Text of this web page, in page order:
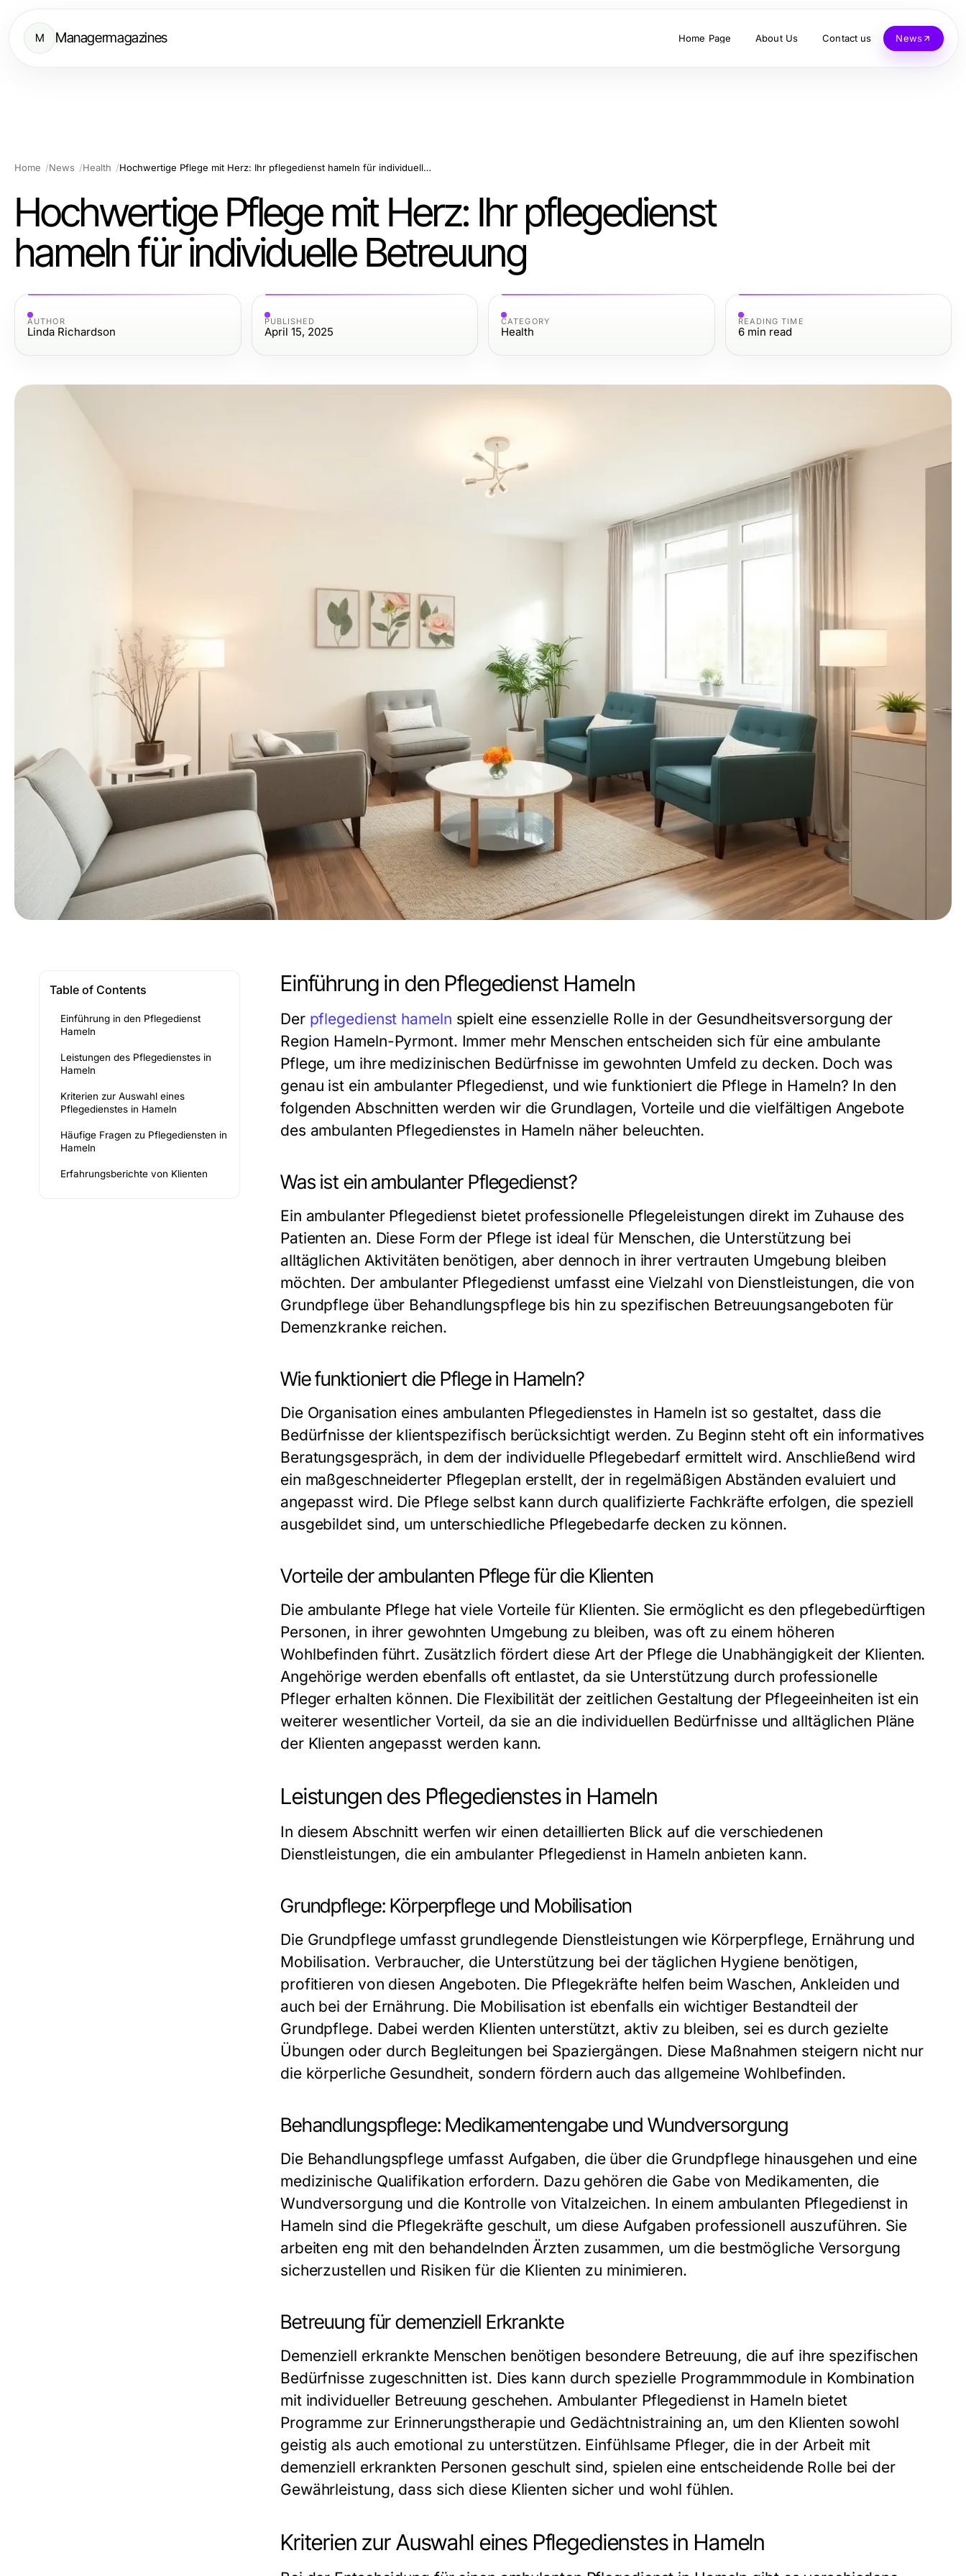
M Managermagazines Home Page About Us Contact us News
Home News Health Hochwertige Pflege mit Herz: Ihr pflegedienst hameln für individuelle Betreuung
Hochwertige Pflege mit Herz: Ihr pflegedienst
hameln für individuelle Betreuung
AUTHOR
Linda Richardson
PUBLISHED
April 15, 2025
CATEGORY
Health
READING TIME
6 min read
Table of Contents
Einführung in den Pflegedienst
Hameln
Leistungen des Pflegedienstes in
Hameln
Kriterien zur Auswahl eines
Pflegedienstes in Hameln
Häufige Fragen zu Pflegediensten in
Hameln
Erfahrungsberichte von Klienten
Einführung in den Pflegedienst Hameln
Der pflegedienst hameln spielt eine essenzielle Rolle in der Gesundheitsversorgung der
Region Hameln-Pyrmont. Immer mehr Menschen entscheiden sich für eine ambulante
Pflege, um ihre medizinischen Bedürfnisse im gewohnten Umfeld zu decken. Doch was
genau ist ein ambulanter Pflegedienst, und wie funktioniert die Pflege in Hameln? In den
folgenden Abschnitten werden wir die Grundlagen, Vorteile und die vielfältigen Angebote
des ambulanten Pflegedienstes in Hameln näher beleuchten.
Was ist ein ambulanter Pflegedienst?
Ein ambulanter Pflegedienst bietet professionelle Pflegeleistungen direkt im Zuhause des
Patienten an. Diese Form der Pflege ist ideal für Menschen, die Unterstützung bei
alltäglichen Aktivitäten benötigen, aber dennoch in ihrer vertrauten Umgebung bleiben
möchten. Der ambulanter Pflegedienst umfasst eine Vielzahl von Dienstleistungen, die von
Grundpflege über Behandlungspflege bis hin zu spezifischen Betreuungsangeboten für
Demenzkranke reichen.
Wie funktioniert die Pflege in Hameln?
Die Organisation eines ambulanten Pflegedienstes in Hameln ist so gestaltet, dass die
Bedürfnisse der klientspezifisch berücksichtigt werden. Zu Beginn steht oft ein informatives
Beratungsgespräch, in dem der individuelle Pflegebedarf ermittelt wird. Anschließend wird
ein maßgeschneiderter Pflegeplan erstellt, der in regelmäßigen Abständen evaluiert und
angepasst wird. Die Pflege selbst kann durch qualifizierte Fachkräfte erfolgen, die speziell
ausgebildet sind, um unterschiedliche Pflegebedarfe decken zu können.
Vorteile der ambulanten Pflege für die Klienten
Die ambulante Pflege hat viele Vorteile für Klienten. Sie ermöglicht es den pflegebedürftigen
Personen, in ihrer gewohnten Umgebung zu bleiben, was oft zu einem höheren
Wohlbefinden führt. Zusätzlich fördert diese Art der Pflege die Unabhängigkeit der Klienten.
Angehörige werden ebenfalls oft entlastet, da sie Unterstützung durch professionelle
Pfleger erhalten können. Die Flexibilität der zeitlichen Gestaltung der Pflegeeinheiten ist ein
weiterer wesentlicher Vorteil, da sie an die individuellen Bedürfnisse und alltäglichen Pläne
der Klienten angepasst werden kann.
Leistungen des Pflegedienstes in Hameln
In diesem Abschnitt werfen wir einen detaillierten Blick auf die verschiedenen
Dienstleistungen, die ein ambulanter Pflegedienst in Hameln anbieten kann.
Grundpflege: Körperpflege und Mobilisation
Die Grundpflege umfasst grundlegende Dienstleistungen wie Körperpflege, Ernährung und
Mobilisation. Verbraucher, die Unterstützung bei der täglichen Hygiene benötigen,
profitieren von diesen Angeboten. Die Pflegekräfte helfen beim Waschen, Ankleiden und
auch bei der Ernährung. Die Mobilisation ist ebenfalls ein wichtiger Bestandteil der
Grundpflege. Dabei werden Klienten unterstützt, aktiv zu bleiben, sei es durch gezielte
Übungen oder durch Begleitungen bei Spaziergängen. Diese Maßnahmen steigern nicht nur
die körperliche Gesundheit, sondern fördern auch das allgemeine Wohlbefinden.
Behandlungspflege: Medikamentengabe und Wundversorgung
Die Behandlungspflege umfasst Aufgaben, die über die Grundpflege hinausgehen und eine
medizinische Qualifikation erfordern. Dazu gehören die Gabe von Medikamenten, die
Wundversorgung und die Kontrolle von Vitalzeichen. In einem ambulanten Pflegedienst in
Hameln sind die Pflegekräfte geschult, um diese Aufgaben professionell auszuführen. Sie
arbeiten eng mit den behandelnden Ärzten zusammen, um die bestmögliche Versorgung
sicherzustellen und Risiken für die Klienten zu minimieren.
Betreuung für demenziell Erkrankte
Demenziell erkrankte Menschen benötigen besondere Betreuung, die auf ihre spezifischen
Bedürfnisse zugeschnitten ist. Dies kann durch spezielle Programmmodule in Kombination
mit individueller Betreuung geschehen. Ambulanter Pflegedienst in Hameln bietet
Programme zur Erinnerungstherapie und Gedächtnistraining an, um den Klienten sowohl
geistig als auch emotional zu unterstützen. Einfühlsame Pfleger, die in der Arbeit mit
demenziell erkrankten Personen geschult sind, spielen eine entscheidende Rolle bei der
Gewährleistung, dass sich diese Klienten sicher und wohl fühlen.
Kriterien zur Auswahl eines Pflegedienstes in Hameln